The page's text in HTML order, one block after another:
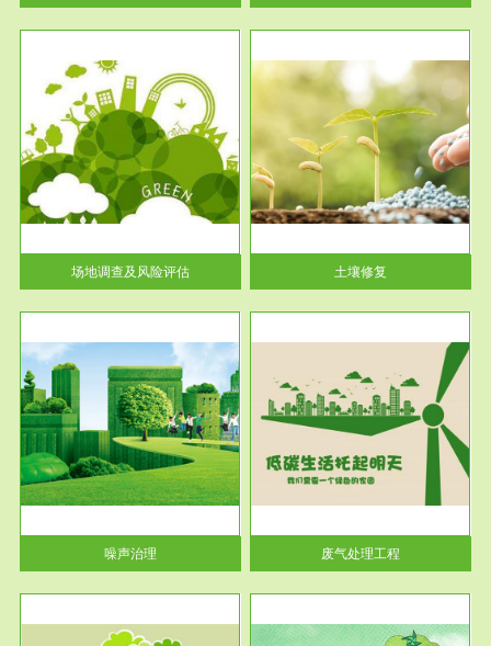
场地调查及风险评估
服务范围
土壤修复
土壤修复
噪声治理
服务范围
废气处理工程
废气处理工程